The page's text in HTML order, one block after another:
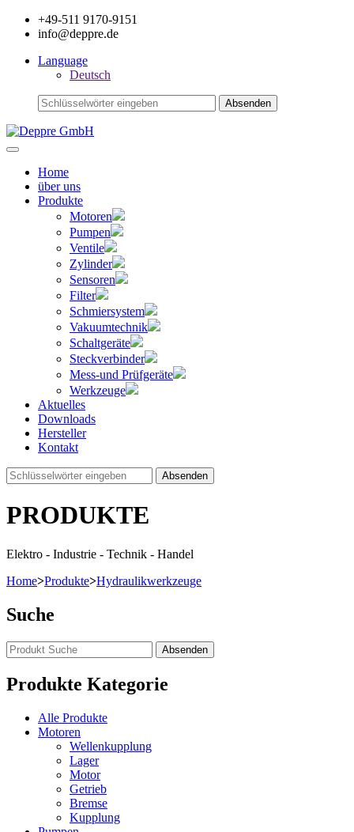
+49-511 9170-9151
info@deppre.de
Language
Deutsch
Home
über uns
Produkte
Motoren
Pumpen
Ventile
Zylinder
Sensoren
Filter
Schmiersystem
Vakuumtechnik
Schaltgeräte
Steckverbinder
Mess-und Prüfgeräte
Werkzeuge
Aktuelles
Downloads
Hersteller
Kontakt
Absenden
PRODUKTE
Elektro - Industrie - Technik - Handel
Home>Produkte>Hydraulikwerkzeuge
Suche
Produkte Kategorie
Alle Produkte
Motoren
Wellenkupplung
Lager
Motor
Getrieb
Bremse
Kupplung